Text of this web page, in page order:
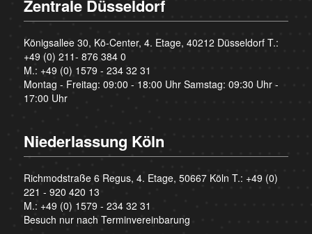
Zentrale Düsseldorf
Königsallee 30, Kö-Center, 4. Etage, 40212 Düsseldorf T.:
+49 (0) 211- 876 384 0
M.: +49 (0) 1579 - 234 32 31
Montag - Freitag: 09:00 - 18:00 Uhr Samstag: 09:30 Uhr -
17:00 Uhr
Niederlassung Köln
Richmodstraße 6 Regus, 4. Etage, 50667 Köln T.: +49 (0)
221 - 920 420 13
M.: +49 (0) 1579 - 234 32 31
Besuch nur nach Terminvereinbarung